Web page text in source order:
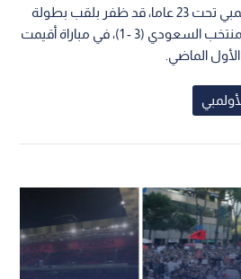
وكان المنتخب الأردني الأولمبي تحت 23 عاما، قد ظفر بلقب بطولة
غرب آسيا، بعد الفوز على المنتخب السعودي (3 - 1)، في مباراة أقيمت
الماضي.